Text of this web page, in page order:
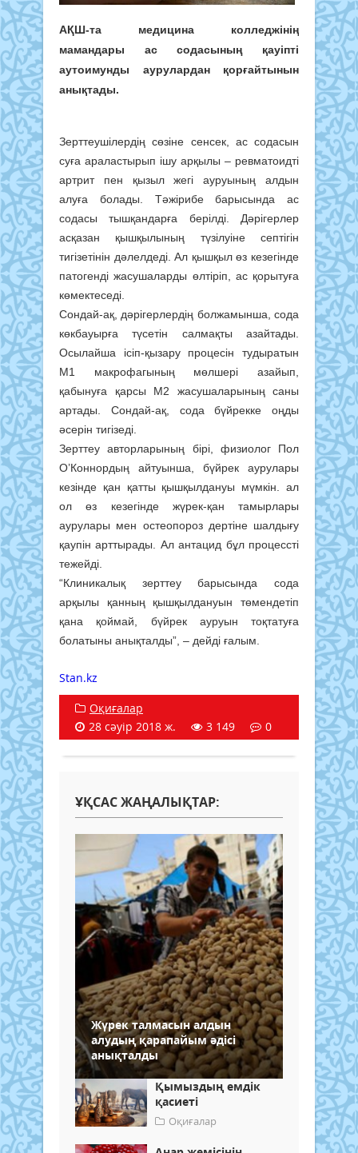
АҚШ-та медицина колледжінің
мамандары ас содасының қауіпті
аутоимунды аурулардан қорғайтынын
анықтады.
Зерттеушілердің сөзіне сенсек, ас содасын
суға араластырып ішу арқылы – ревматоидті
артрит пен қызыл жегі ауруының алдын
алуға болады. Тәжірибе барысында ас
содасы тышқандарға берілді. Дәрігерлер
асқазан қышқылының түзілуіне септігін
тигізетінін дәлелдеді. Ал қышқыл өз кезегінде
патогенді жасушаларды өлтіріп, ас қорытуға
көмектеседі.
Сондай-ақ, дәрігерлердің болжамынша, сода
көкбауырға түсетін салмақты азайтады.
Осылайша ісіп-қызару процесін тудыратын
М1 макрофагының мөлшері азайып,
қабынуға қарсы М2 жасушаларының саны
артады. Сондай-ақ, сода бүйрекке оңды
әсерін тигізеді.
Зерттеу авторларының бірі, физиолог Пол
О’Коннордың айтуынша, бүйрек аурулары
кезінде қан қатты қышқылдануы мүмкін. ал
ол өз кезегінде жүрек-қан тамырлары
аурулары мен остеопороз дертіне шалдығу
қаупін арттырады. Ал антацид бұл процессті
тежейді.
“Клиникалық зерттеу барысында сода
арқылы қанның қышқылдануын төмендетіп
қана қоймай, бүйрек ауруын тоқтатуға
болатыны анықталды”, – дейді ғалым.
Stan.kz
Оқиғалар
28 сәуір 2018 ж.
3 149 0
ҰҚСАС ЖАҢАЛЫҚТАР:
Жүрек талмасын алдын
алудың қарапайым әдісі
анықталды
Қымыздың емдік
қасиеті
Оқиғалар